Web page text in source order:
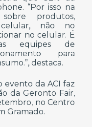
“Por isso na
produtos,
não no
no celular. É
equipes de
para
destaca.
evento da ACI faz
da Geronto Fair,
no Centro
Gramado.